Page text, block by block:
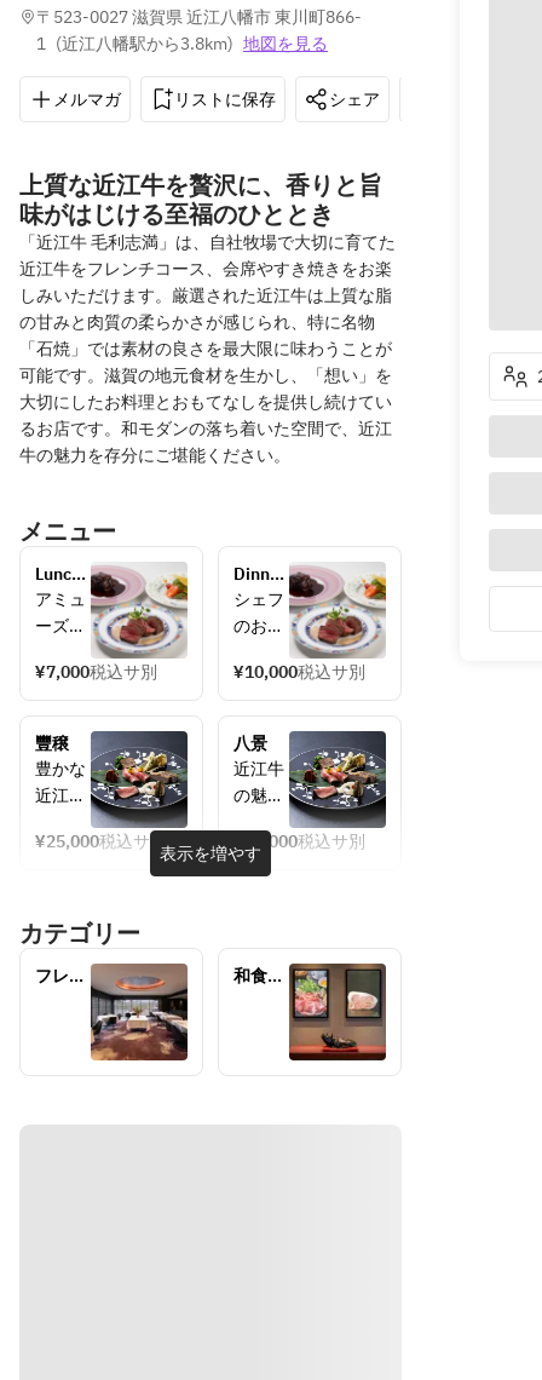
〒523-0027 滋賀県 近江八幡市 東川町866-
1 (近江八幡駅から3.8km) 地図を見る
メルマガ リストに保存 シェア
上質な近江牛を贅沢に、香りと旨
味がはじける至福のひととき
「近江牛 毛利志満」は、自社牧場で大切に育てた
近江牛をフレンチコース、会席やすき焼きをお楽
しみいただけます。厳選された近江牛は上質な脂
の甘みと肉質の柔らかさが感じられ、特に名物
「石焼」では素材の良さを最大限に味わうことが
可能です。滋賀の地元食材を生かし、「想い」を
大切にしたお料理とおもてなしを提供し続けてい
るお店です。和モダンの落ち着いた空間で、近江
牛の魅力を存分にご堪能ください。
メニュー
Lunch
Course
アミュ
ーズ
ブル
スープ
メイン
＝ステ
ーキ
モ）
後のお
飲物
¥7,000税込サ別
Dinner
Course
シェフ
のおま
ース
メイン
＝ステ
ーキ
（モ
¥10,000税込サ別
豐穣
豊かな
近江牛
を最大
ける、
毛利志
満のス
¥25,000税込サ別
近江牛
の魅力
き深い
八皿の
て、
その日
¥18,000税込サ別
表示を増やす
カテゴリー
フレン
和食の